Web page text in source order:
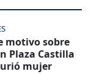
motivo sobre
Plaza Castilla
mujer